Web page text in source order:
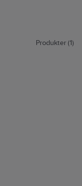
Produkter (1)